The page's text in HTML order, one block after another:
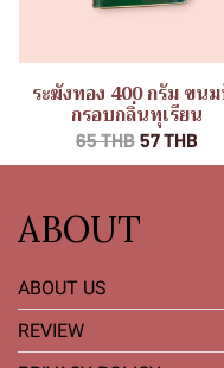
ระฆังทอง 400 กรัม ขน
กรอบกลิ่นทุเรียน
65 THB 57 THB
ABOUT
ABOUT US
REVIEW